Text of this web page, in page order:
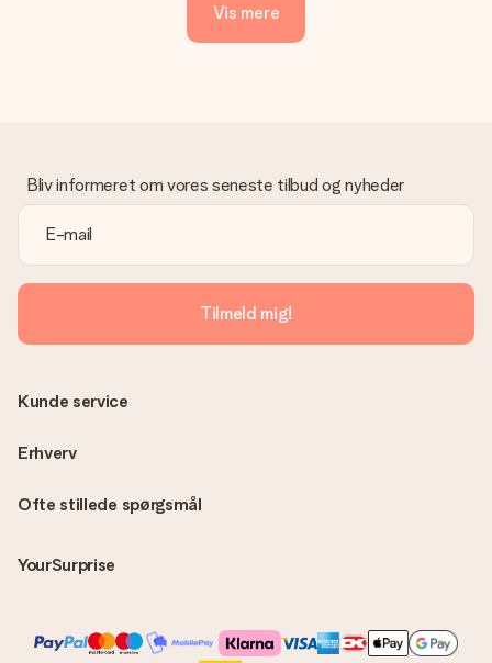
Vis mere
Bliv informeret om vores seneste tilbud og nyheder
Tilmeld mig!
Ofte stillede spørgsmål
YourSurprise
Kunde service
Erhverv